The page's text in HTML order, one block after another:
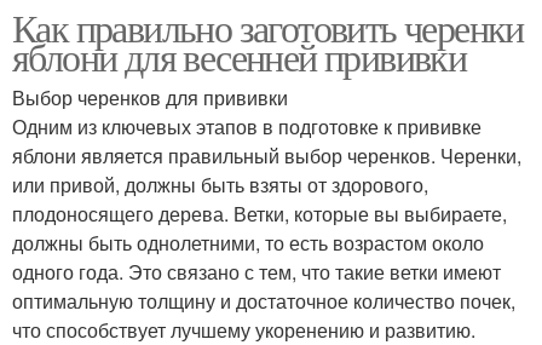
Как правильно заготовить черенки
яблони для весенней прививки
Выбор черенков для прививки
Одним из ключевых этапов в подготовке к прививке
яблони является правильный выбор черенков. Черенки,
или привой, должны быть взяты от здорового,
плодоносящего дерева. Ветки, которые вы выбираете,
должны быть однолетними, то есть возрастом около
одного года. Это связано с тем, что такие ветки имеют
оптимальную толщину и достаточное количество почек,
что способствует лучшему укоренению и развитию.